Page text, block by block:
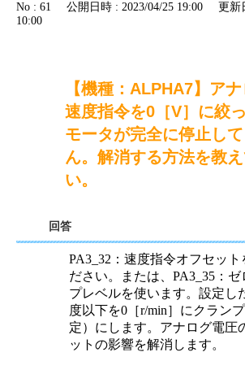
No : 61 公開日時 : 2023/04/25 19:00
更新
10:00
【機種：ALPHA7】ア
速度指令を0［V］に絞
モータが完全に停止し
ん。解消する方法を教
い。
回答
PA3_32：速度指令オフセット
ださい。または、PA3_35：ゼ
プレベルを使います。設定し
度以下を0［r/min］にクラン
定）にします。アナログ電圧
ットの影響を解消します。